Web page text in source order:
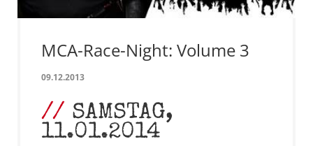
MCA-Race-Night: Volume 3
09.12.2013
SAMSTAG,
11.01.2014